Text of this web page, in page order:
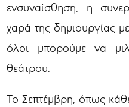
ενσυναίσθηση, η
χαρά της δημιουργίας
όλοι μπορούμε να
θεάτρου.
Το Σεπτέμβρη, όπως